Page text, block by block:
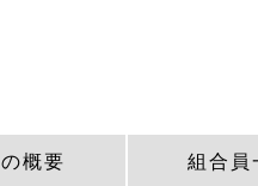
概要 組合員